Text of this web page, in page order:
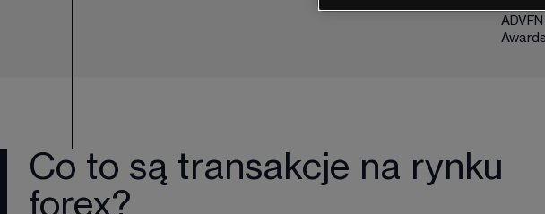
Co to są transakcje na rynku
forex?